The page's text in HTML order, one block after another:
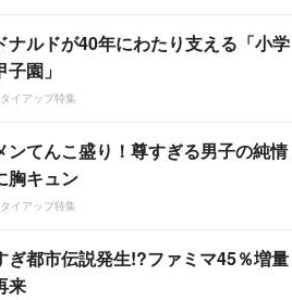
ナルドが40年にわたり支える「小学
園」
イアップ特集
ンてんこ盛り！尊すぎる男子の純情
胸キュン
イアップ特集
ぎ都市伝説発生!?ファミマ45％増量
来